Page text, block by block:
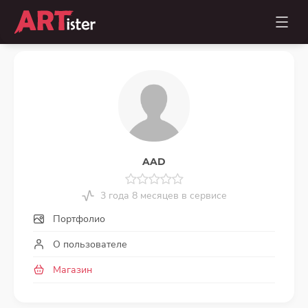
AAD
3 года 8 месяцев в сервисе
Портфолио
О пользователе
Магазин